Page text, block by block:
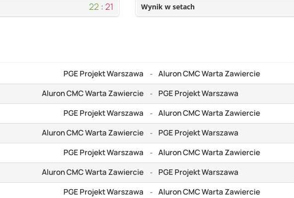
22 : 21 Wynik w setach
PGE Projekt Warszawa - Aluron CMC Warta Zawiercie
Aluron CMC Warta Zawiercie - PGE Projekt Warszawa
PGE Projekt Warszawa - Aluron CMC Warta Zawiercie
Aluron CMC Warta Zawiercie - PGE Projekt Warszawa
PGE Projekt Warszawa - Aluron CMC Warta Zawiercie
Aluron CMC Warta Zawiercie - PGE Projekt Warszawa
PGE Projekt Warszawa - Aluron CMC Warta Zawiercie